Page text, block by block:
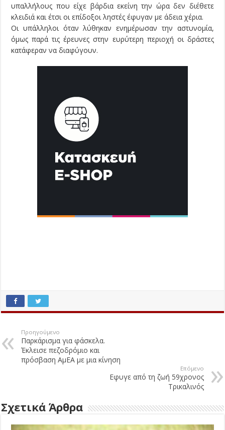
υπαλλήλους που είχε βάρδια εκείνη την ώρα δεν διέθετε
κλειδιά και έτσι οι επίδοξοι ληστές έφυγαν με άδεια χέρια.
Οι υπάλληλοι όταν λύθηκαν ενημέρωσαν την αστυνομία,
όμως παρά τις έρευνες στην ευρύτερη περιοχή οι δράστες
κατάφεραν να διαφύγουν.
Προηγούμενο
Παρκάρισμα για φάσκελα.
Έκλεισε πεζοδρόμιο και
πρόσβαση ΑμΕΑ με μια κίνηση
Επόμενο
Εφυγε από τη ζωή 59χρονος
Τρικαλινός
Σχετικά Άρθρα